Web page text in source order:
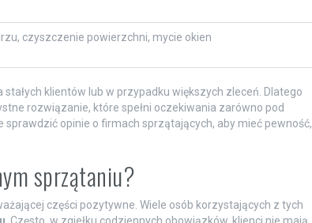
czyszczenie powierzchni, mycie okien
klientów lub w przypadku większych zleceń. Dlatego
rozwiązanie, które spełni oczekiwania zarówno pod
opinie o firmach sprzątających, aby mieć pewność,
sprzątaniu?
części pozytywne. Wiele osób korzystających z tych